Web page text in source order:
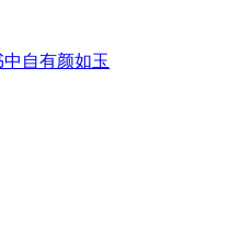
自有颜如玉